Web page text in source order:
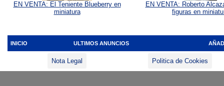
EN VENTA: El Teniente Blueberry en
miniatura
EN VENTA: Roberto
figuras en
INICIO ULTIMOS ANUNCIOS
Nota Legal Politica de Cookies